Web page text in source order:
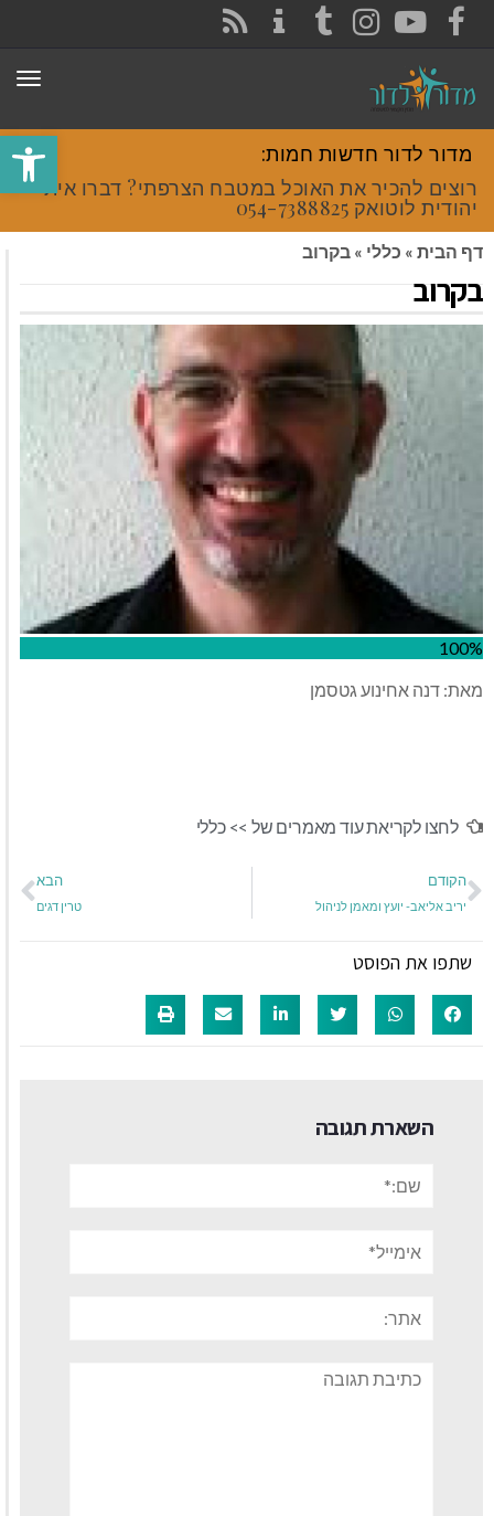
פתח
FACEBOOK
YOUTUBE
INSTAGRAM
TUMBLR
מדור לדור חדשות חמות:
רוצים להכיר את האוכל במטבח הצרפתי? דברו איתי
יהודית לוטואק 054-7388825.
דף הבית » כללי » בקרוב
בקרוב
100%
מאת: דנה אחינוע גטסמן
לחצו לקריאת עוד מאמרים של >> כללי
הקודם
יריב אליאב- יועץ ומאמן לניהול
הבא
טרין דגים
שתפו את הפוסט
השארת תגובה
תגובה